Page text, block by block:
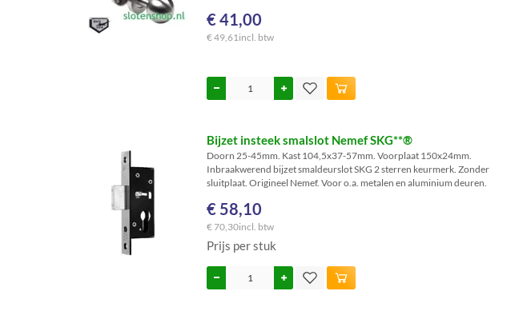
€ 41,00
€ 49,61 incl. btw
Bijzet insteek smalslot Nemef SKG**®
Doorn 25-45mm. Kast 104,5x37-57mm. Voorplaat 150x24mm.
Inbraakwerend bijzet smaldeurslot SKG 2 sterren keurmerk. Zonder
sluitplaat. Origineel Nemef. Voor o.a. metalen en aluminium deuren.
€ 58,10
€ 70,30incl. btw
Prijs per stuk